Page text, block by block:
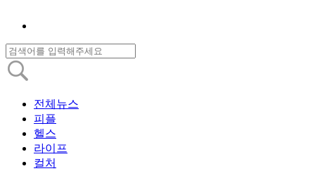
전체뉴스
피플
헬스
라이프
컬처